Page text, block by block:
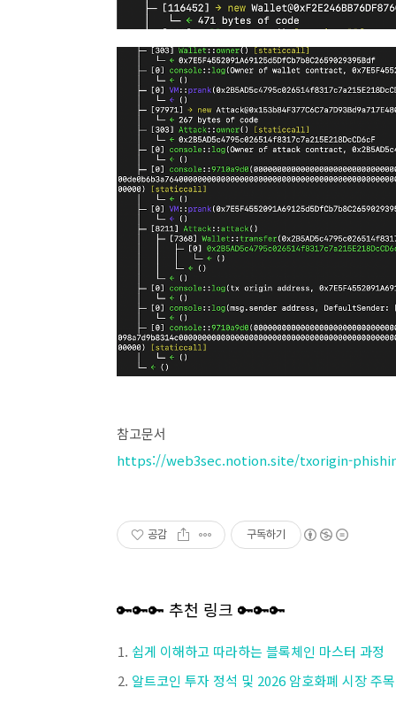
참고문서
https://web3sec.notion.site/txorigin-
공감 구독하기
🔑🔑🔑 추천 링크 🔑🔑🔑
쉽게 이해하고 따라하는 블록체인 마스터 과정
알트코인 투자 정석 및 2026 암호화폐 시장 주